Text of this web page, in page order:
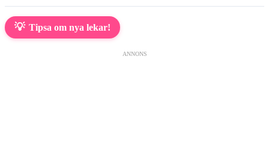
💡 Tipsa om nya lekar!
ANNONS